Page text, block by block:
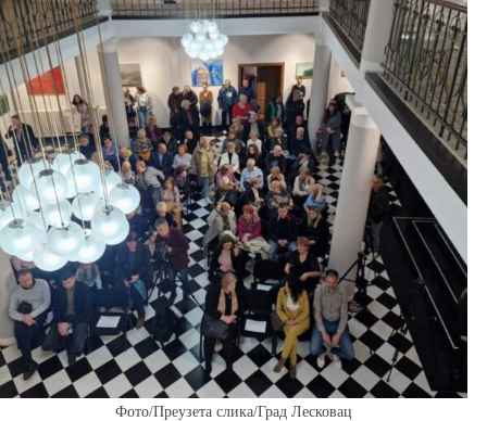
Фото/Преузета слика/Град Лесковац